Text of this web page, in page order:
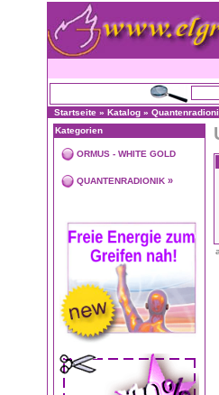
Startseite » Katalog »
Kategorien
ORMUS - WHITE GOLD
QUANTENRADIONIK »